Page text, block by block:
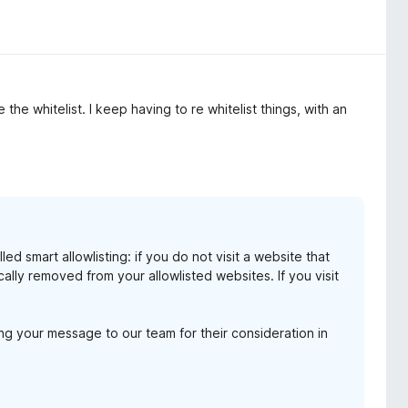
whitelist. I keep having to re whitelist things, with an
smart allowlisting: if you do not visit a website that
removed from your allowlisted websites. If you visit
your message to our team for their consideration in